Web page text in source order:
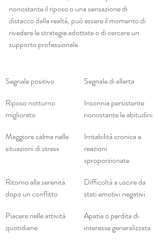
nonostante il riposo o una sensazione di
distacco dalla realtà, può essere il momento di
rivedere le strategie adottate o di cercare un
supporto professionale.
Segnale positivo
Segnale di allerta
Riposo notturno
migliorato
Insonnia persistente
nonostante le abitudini
Maggiore calma nelle
situazioni di stress
Irritabilità cronica e
reazioni
sproporzionate
Ritorno alla serenità
dopo un conflitto
Difficoltà a uscire da
stati emotivi negativi
Piacere nelle attività
quotidiane
Apatia o perdita di
interesse generalizzata